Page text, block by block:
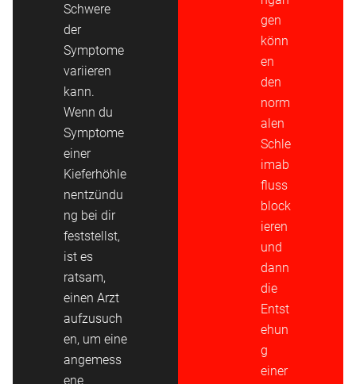
Schwere
der
Symptome
variieren
kann.
Wenn du
Symptome
einer
Kieferhöhle
nentzündu
ng bei dir
feststellst,
ist es
ratsam,
einen Arzt
aufzusuch
en, um eine
angemess
ene
gen
könn
en
den
norm
alen
Schle
imab
fluss
block
ieren
und
dann
die
Entst
ehun
g
einer